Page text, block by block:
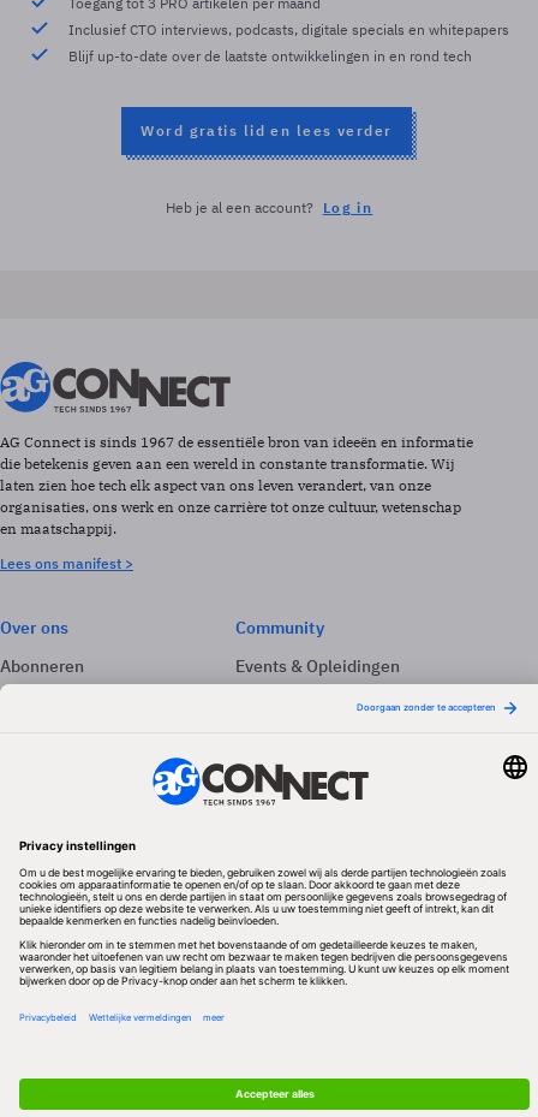
Inclusief CTO interviews, podcasts, digitale specials en whitepapers
Blijf up-to-date over de laatste ontwikkelingen in en rond tech
Word gratis lid en lees verder
Heb je al een account? Log in
AG Connect is sinds 1967 de essentiële bron van ideeën en informatie
die betekenis geven aan een wereld in constante transformatie. Wij
laten zien hoe tech elk aspect van ons leven verandert, van onze
organisaties, ons werk en onze carrière tot onze cultuur, wetenschap
en maatschappij.
Lees ons manifest >
Over ons
Abonneren
Adverteren
Community
Events & Opleidingen
Volg ons
Redactionele partner
Algemene Voorwaarden & Copyrights